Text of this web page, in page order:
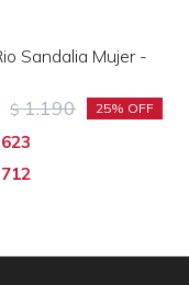
Sandalia Mujer -
$ 1.190 25
623
712